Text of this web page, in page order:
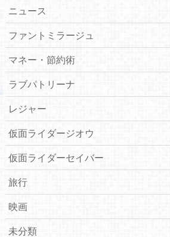
ニュース
ファントミラージュ
マネー・節約術
ラブパトリーナ
レジャー
仮面ライダージオウ
仮面ライダーセイバー
旅行
映画
未分類